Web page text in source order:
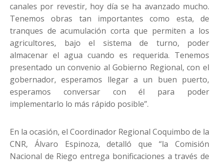
canales por revestir, hoy día se ha avanzado mucho.
Tenemos obras tan importantes como esta, de
tranques de acumulación corta que permiten a los
agricultores, bajo el sistema de turno, poder
almacenar el agua cuando es requerida. Tenemos
presentado un convenio al Gobierno Regional, con el
gobernador, esperamos llegar a un buen puerto,
esperamos conversar con él para poder
implementarlo lo más rápido posible”.
En la ocasión, el Coordinador Regional Coquimbo de la
CNR, Álvaro Espinoza, detalló que “la Comisión
Nacional de Riego entrega bonificaciones a través de